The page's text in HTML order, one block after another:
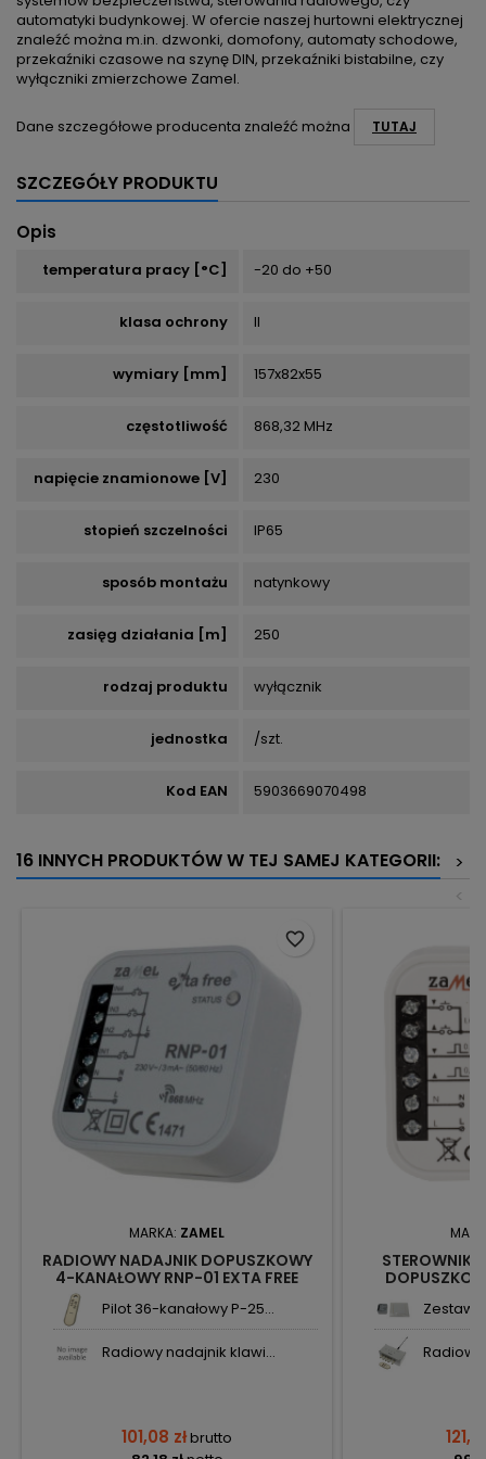
automatyki budynkowej. W ofercie naszej hurtowni elektrycznej
znaleźć można m.in. dzwonki, domofony, automaty schodowe,
przekaźniki czasowe na szynę DIN, przekaźniki bistabilne, czy
wyłączniki zmierzchowe Zamel.
Dane szczegółowe producenta znaleźć można TUTAJ
SZCZEGÓŁY PRODUKTU
Opis
temperatura pracy [°C] -20 do +50
klasa ochrony II
wymiary [mm] 157x82x55
częstotliwość 868,32 MHz
napięcie znamionowe [V] 230
stopień szczelności IP65
sposób montażu natynkowy
zasięg działania [m] 250
rodzaj produktu wyłącznik
jednostka /szt.
Kod EAN 5903669070498
16 INNYCH PRODUKTÓW W TEJ SAMEJ KATEGORII:
>
<
MARKA: ZAMEL
RADIOWY NADAJNIK DOPUSZKOWY
4-KANAŁOWY RNP-01 EXTA FREE
Pilot 36-kanałowy P-25...
Radiowy nadajnik klawi...
101,08 złbrutto
favorite_border
STEROWNIK
Zestaw
Radiowy